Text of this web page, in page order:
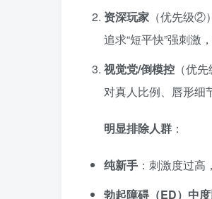
资深玩家 （优先级②
追求“短平快”强刺激
视觉党/倒模控 （优
对真人比例、唇形细
明显排除人群 ：
纯新手 ：刺激度过高
勃起障碍（ED）中